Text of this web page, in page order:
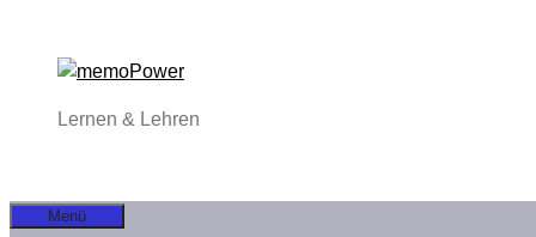
springen
Lernen & Lehren
Menü